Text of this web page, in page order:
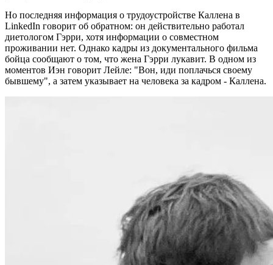
Но последняя информация о трудоустройстве Каллена в
LinkedIn говорит об обратном: он действительно работал
диетологом Гэрри, хотя информации о совместном
проживании нет. Однако кадры из документального фильма
бойца сообщают о том, что жена Гэрри лукавит. В одном из
моментов Иэн говорит Лейле: "Вон, иди поплачься своему
бывшему", а затем указывает на человека за кадром - Каллена.